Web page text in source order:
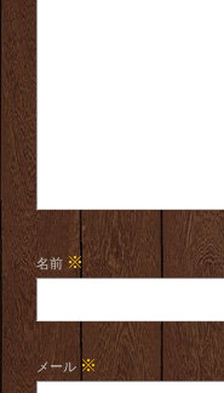
名前 ※
メール ※